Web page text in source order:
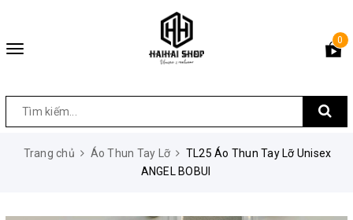
Toggle
0
Trang chủ Áo Thun Tay Lỡ
TL25 Áo Thun Tay Lỡ Unisex
ANGEL BOBUI